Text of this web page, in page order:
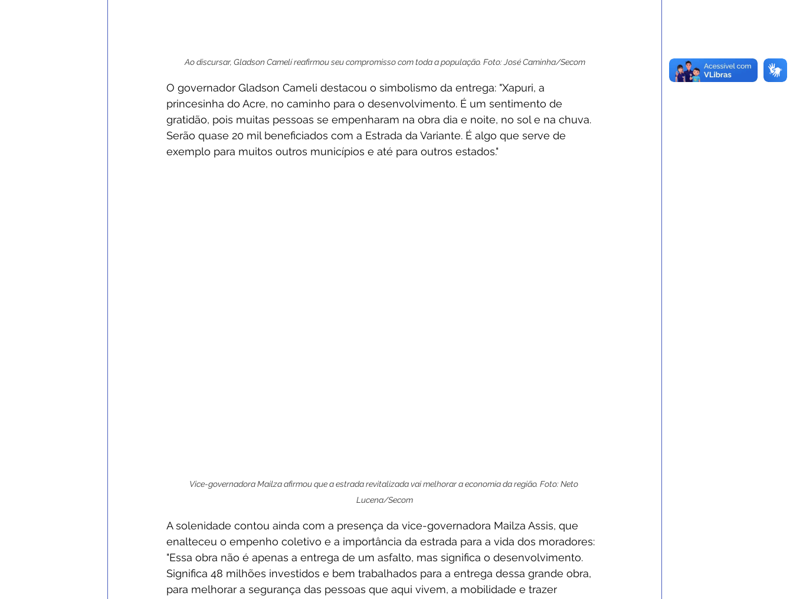
Ao discursar, Gladson Camelí reafirmou seu compromisso com toda a população. Foto: José Caminha/Secom
O governador Gladson Cameli destacou o simbolismo da entrega: "Xapuri, a
princesinha do Acre, no caminho para o desenvolvimento. É um sentimento de
gratidão, pois muitas pessoas se empenharam na obra dia e noite, no sol e na chuva.
Serão quase 20 mil beneficiados com a Estrada da Variante. É algo que serve de
exemplo para muitos outros municípios e até para outros estados."
Vice-governadora Mailza afirmou que a estrada revitalizada vai melhorar a economia da região. Foto: Neto
Lucena/Secom
A solenidade contou ainda com a presença da vice-governadora Mailza Assis, que
enalteceu o empenho coletivo e a importância da estrada para a vida dos moradores:
"Essa obra não é apenas a entrega de um asfalto, mas significa o desenvolvimento.
Significa 48 milhões investidos e bem trabalhados para a entrega dessa grande obra,
para melhorar a segurança das pessoas que aqui vivem, a mobilidade e trazer